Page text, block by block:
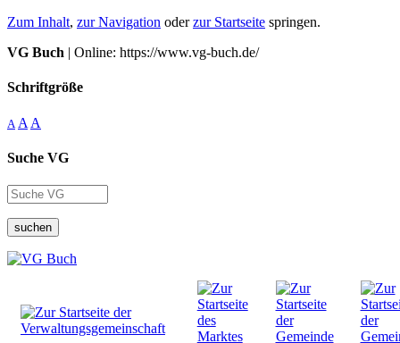
Zum Inhalt, zur Navigation oderzur Startseite springen.
VG Buch | Online: https://www.vg-buch.de/
Schriftgröße
A A A
Suche VG
suchen